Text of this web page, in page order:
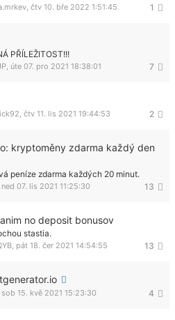
1
, čtv 10. bře 2022 1:51:45
PŘÍLEŽITOST!!!
7
, úte 07. pro 2021 18:38:01
2
, čtv 11. lis 2021 19:44:53
kryptoměny zdarma každý den
peníze zdarma každých 20 minut.
13
ned 07. lis 2021 11:25:30
no deposit bonusov
stastia.
13
, pát 18. čer 2021 14:54:55
4
sob 15. kvě 2021 15:23:30